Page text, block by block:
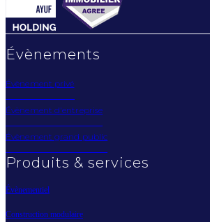
Évènements
Évènement privé
Évènement d'entreprise
Évènement grand public
Produits & services
Évènementiel
Construction modulaire